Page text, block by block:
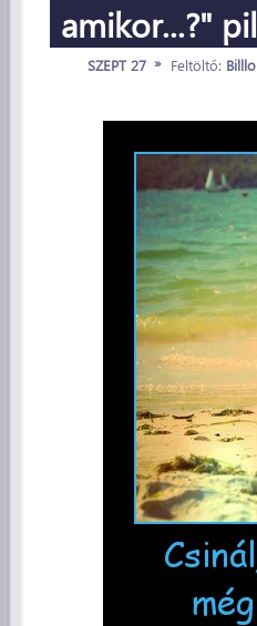
amikor...?"
SZEPT 27 » Feltöltő: